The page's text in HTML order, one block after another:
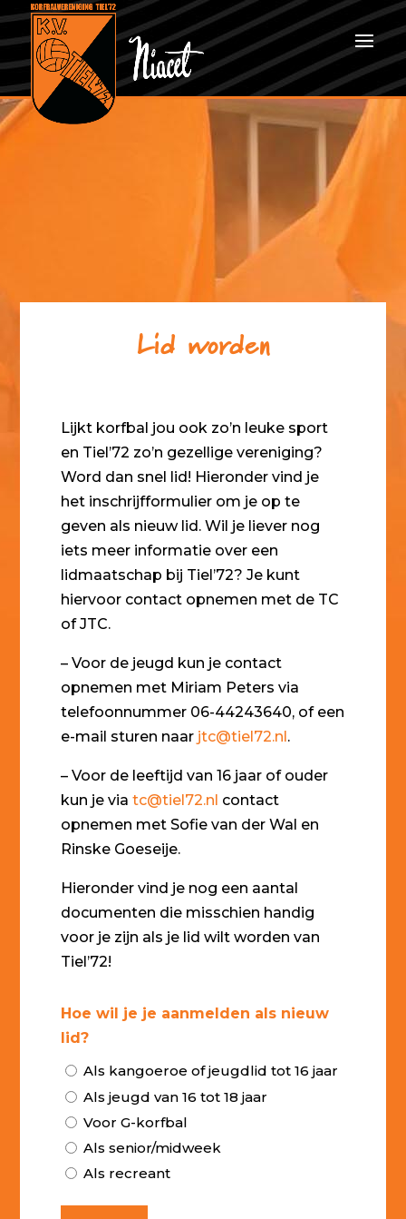
Lid worden
Lijkt korfbal jou ook zo’n leuke sport
en Tiel’72 zo’n gezellige vereniging?
Word dan snel lid! Hieronder vind je
het inschrijfformulier om je op te
geven als nieuw lid. Wil je liever nog
iets meer informatie over een
lidmaatschap bij Tiel’72? Je kunt
hiervoor contact opnemen met de TC
of JTC.
– Voor de jeugd kun je contact
opnemen met Miriam Peters via
telefoonnummer 06-44243640, of een
e-mail sturen naar jtc@tiel72.nl.
– Voor de leeftijd van 16 jaar of ouder
kun je viatc@tiel72.nl contact
opnemen met Sofie van der Wal en
Rinske Goeseije.
Hieronder vind je nog een aantal
documenten die misschien handig
voor je zijn als je lid wilt worden van
Tiel’72!
Hoe wil je je aanmelden als nieuw
lid?
Als kangoeroe of jeugdlid tot 16 jaar
Als jeugd van 16 tot 18 jaar
Voor G-korfbal
Als senior/midweek
Als recreant